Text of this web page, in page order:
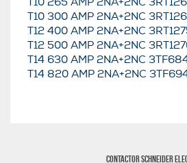
T10 300 AMP 2NA+2NC
T12 400 AMP 2NA+2NC
T12 500 AMP 2NA+2NC
T14 630 AMP 2NA+2NC
T14 820 AMP 2NA+2NC
Contactor Schneider